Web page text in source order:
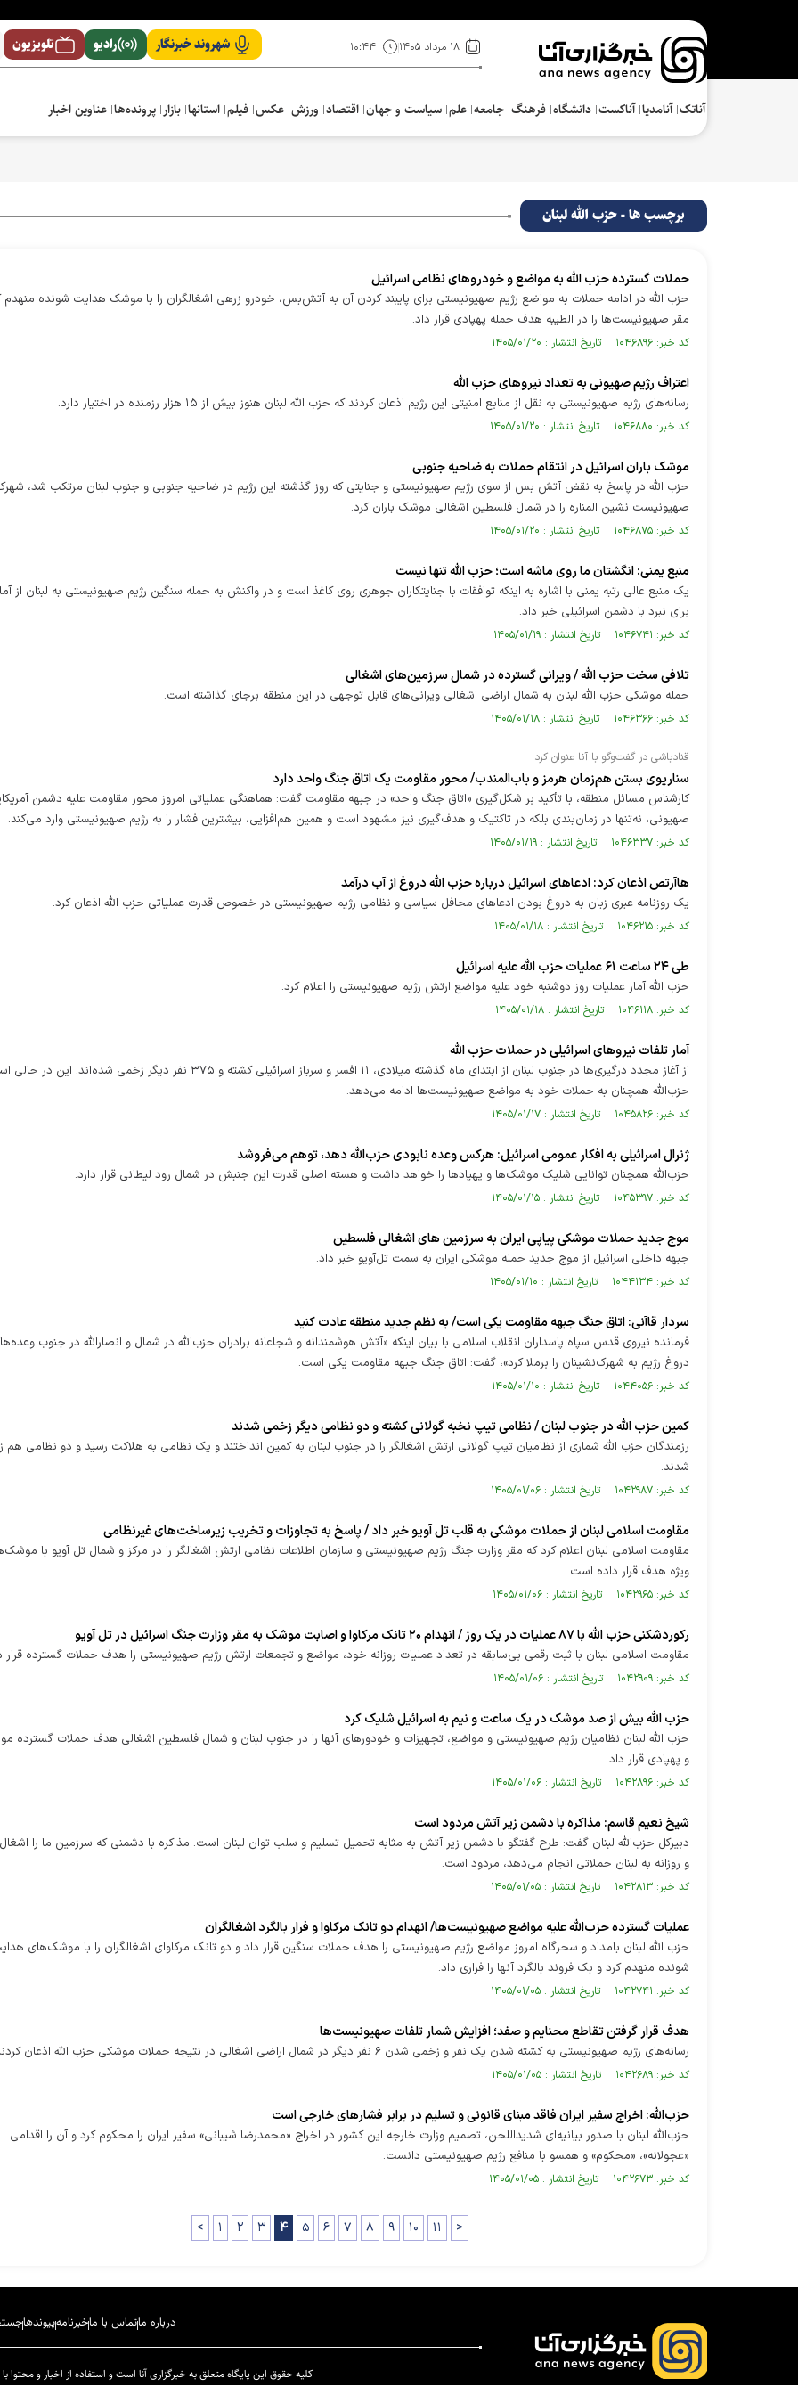
۱۸ مرداد ۱۴۰۵ ۱۰:۴۴ شهروند خبرنگار رادیو تلویزیون
آناتک آنامدیا آناکست دانشگاه فرهنگ‌ جامعه علم سیاست و جهان اقتصاد ورزش عکس فیلم استانها بازار پرونده‌ها عناوین اخبار
برچسب ها - حزب الله لبنان
حملات گسترده حزب الله به مواضع و خودرو‌های نظامی اسرائیل
حزب الله در ادامه حملات به مواضع رژیم صهیونیستی برای پایبند کردن آن به آتش‌بس، خودرو زرهی اشغالگران را با موشک هدایت شونده منهدم
مقر صهیونیست‌ها را در الطیبه هدف حمله پهپادی قرار داد.
کد خبر: ۱۰۴۶۸۹۶ تاریخ انتشار : ۱۴۰۵/۰۱/۲۰
اعتراف رژیم صهیونی به تعداد نیرو‌های حزب الله
رسانه‌های رژیم صهیونیستی به نقل از منابع امنیتی این رژیم اذعان کردند که حزب الله لبنان هنوز بیش از ۱۵ هزار رزمنده در اختیار دارد.
کد خبر: ۱۰۴۶۸۸۰ تاریخ انتشار : ۱۴۰۵/۰۱/۲۰
موشک باران اسرائیل در انتقام حملات به ضاحیه جنوبی
حزب الله در پاسخ به نقض آتش بس از سوی رژیم صهیونیستی و جنایتی که روز گذشته این رژیم در ضاحیه جنوبی و جنوب لبنان مرتکب شد،
صهیونیست نشین المناره را در شمال فلسطین اشغالی موشک باران کرد.
کد خبر: ۱۰۴۶۸۷۵ تاریخ انتشار : ۱۴۰۵/۰۱/۲۰
منبع یمنی: انگشتان ما روی ماشه است؛ حزب الله تنها نیست
یک منبع عالی رتبه یمنی با اشاره به اینکه توافقات با جنایتکاران جوهری روی کاغذ است و در واکنش به حمله سنگین رژیم صهیونیستی به لبنان از
برای نبرد با دشمن اسرائیلی خبر داد.
کد خبر: ۱۰۴۶۷۴۱ تاریخ انتشار : ۱۴۰۵/۰۱/۱۹
تلافی سخت حزب الله / ویرانی گسترده در شمال سرزمین‌های اشغالی
حمله موشکی حزب الله لبنان به شمال اراضی اشغالی ویرانی‌های قابل توجهی در این منطقه برجای گذاشته است.
کد خبر: ۱۰۴۶۳۶۶ تاریخ انتشار : ۱۴۰۵/۰۱/۱۸
قنادباشی در گفت‌وگو با آنا عنوان کرد
سناریوی بستن هم‌زمان هرمز و باب‌المندب/ محور مقاومت یک اتاق جنگ واحد دارد
کارشناس مسائل منطقه، با تأکید بر شکل‌گیری «اتاق جنگ واحد» در جبهه مقاومت گفت: هماهنگی عملیاتی امروز محور مقاومت علیه دشمن
صهیونی، نه‌تنها در زمان‌بندی بلکه در تاکتیک و هدف‌گیری نیز مشهود است و همین هم‌افزایی، بیشترین فشار را به رژیم صهیونیستی وارد می‌کند.
کد خبر: ۱۰۴۶۳۳۷ تاریخ انتشار : ۱۴۰۵/۰۱/۱۹
هاآرتص اذعان کرد: ادعاهای اسرائیل درباره حزب الله دروغ از آب درآمد
یک روزنامه عبری زبان به دروغ بودن ادعاهای محافل سیاسی و نظامی رژیم صهیونیستی در خصوص قدرت عملیاتی حزب الله اذعان کرد.
کد خبر: ۱۰۴۶۲۱۵ تاریخ انتشار : ۱۴۰۵/۰۱/۱۸
طی ۲۴ ساعت ۶۱ عملیات حزب الله علیه اسرائیل
حزب الله آمار عملیات روز دوشنبه خود علیه مواضع ارتش رژیم صهیونیستی را اعلام کرد.
کد خبر: ۱۰۴۶۱۱۸ تاریخ انتشار : ۱۴۰۵/۰۱/۱۸
آمار تلفات نیرو‌های اسرائیلی در حملات حزب الله
از آغاز مجدد درگیری‌ها در جنوب لبنان از ابتدای ماه گذشته میلادی، ۱۱ افسر و سرباز اسرائیلی کشته و ۳۷۵ نفر دیگر زخمی
حزب‌الله همچنان به حملات خود به مواضع صهیونیست‌ها ادامه می‌دهد.
کد خبر: ۱۰۴۵۸۲۶ تاریخ انتشار : ۱۴۰۵/۰۱/۱۷
ژنرال اسرائیلی به افکار عمومی اسرائیل: هرکس وعده نابودی حزب‌الله دهد، توهم می‌فروشد
حزب‌الله همچنان توانایی شلیک موشک‌ها و پهپاد‌ها را خواهد داشت و هسته اصلی قدرت این جنبش در شمال رود لیطانی قرار دارد.
کد خبر: ۱۰۴۵۳۹۷ تاریخ انتشار : ۱۴۰۵/۰۱/۱۵
موج جدید حملات موشکی پیاپی ایران به سرزمین های اشغالی فلسطین
جبهه داخلی اسرائیل از موج جدید حمله موشکی ایران به سمت تل‌آویو خبر داد.
کد خبر: ۱۰۴۴۱۳۴ تاریخ انتشار : ۱۴۰۵/۰۱/۱۰
سردار قاآنی: اتاق جنگ جبهه مقاومت یکی است/ به نظم جدید منطقه عادت کنید
فرمانده نیروی قدس سپاه پاسداران انقلاب اسلامی با بیان اینکه «آتش هوشمندانه و شجاعانه برادران حزب‌الله در شمال و انصارالله در جنوب
دروغ رژیم به شهرک‌نشینان را برملا کرد»، گفت: اتاق جنگ جبهه مقاومت یکی است.
کد خبر: ۱۰۴۴۰۵۶ تاریخ انتشار : ۱۴۰۵/۰۱/۱۰
کمین حزب الله در جنوب لبنان / نظامی تیپ نخبه گولانی کشته و دو نظامی دیگر زخمی شدند
رزمندگان حزب الله شماری از نظامیان تیپ گولانی ارتش اشغالگر را در جنوب لبنان به کمین انداختند و یک نظامی به هلاکت رسید و دو نظامی
شدند.
کد خبر: ۱۰۴۲۹۸۷ تاریخ انتشار : ۱۴۰۵/۰۱/۰۶
مقاومت اسلامی لبنان از حملات موشکی به قلب تل آویو خبر داد / پاسخ به تجاوزات و تخریب زیرساخت‌های غیرنظامی
مقاومت اسلامی لبنان اعلام کرد که مقر وزارت جنگ رژیم صهیونیستی و سازمان اطلاعات نظامی ارتش اشغالگر را در مرکز و شمال تل آویو با
ویژه هدف قرار داده است.
کد خبر: ۱۰۴۲۹۶۵ تاریخ انتشار : ۱۴۰۵/۰۱/۰۶
رکوردشکنی حزب الله با ۸۷ عملیات در یک روز / انهدام ۲۰ تانک مرکاوا و اصابت موشک به مقر وزارت جنگ اسرائیل در تل آویو
مقاومت اسلامی لبنان با ثبت رقمی بی‌سابقه در تعداد عملیات روزانه خود، مواضع و تجمعات ارتش رژیم صهیونیستی را هدف حملات گسترده قرار
کد خبر: ۱۰۴۲۹۰۹ تاریخ انتشار : ۱۴۰۵/۰۱/۰۶
حزب الله بیش از صد موشک در یک ساعت و نیم به اسرائیل شلیک کرد
حزب الله لبنان نظامیان رژیم صهیونیستی و مواضع، تجهیزات و خودور‌های آنها را در جنوب لبنان و شمال فلسطین اشغالی هدف حملات گسترده
و پهپادی قرار داد.
کد خبر: ۱۰۴۲۸۹۶ تاریخ انتشار : ۱۴۰۵/۰۱/۰۶
شیخ نعیم قاسم: مذاکره با دشمن زیر آتش مردود است
دبیرکل حزب‌الله لبنان گفت: طرح گفتگو با دشمن زیر آتش به مثابه تحمیل تسلیم و سلب توان لبنان است. مذاکره با دشمنی که سرزمین ما را
و روزانه به لبنان حملاتی انجام می‌دهد، مردود است.
کد خبر: ۱۰۴۲۸۱۳ تاریخ انتشار : ۱۴۰۵/۰۱/۰۵
عملیات گسترده حزب‌الله علیه مواضع صهیونیست‌ها/ انهدام دو تانک مرکاوا و فرار بالگرد اشغالگران
حزب الله لبنان بامداد و سحرگاه امروز مواضع رژیم صهیونیستی را هدف حملات سنگین قرار داد و دو تانک مرکاوای اشغالگران را با موشک‌های
شونده منهدم کرد و بک فروند بالگرد آنها را فراری داد.
کد خبر: ۱۰۴۲۷۴۱ تاریخ انتشار : ۱۴۰۵/۰۱/۰۵
هدف قرار گرفتن تقاطع محنایم و صفد؛ افزایش شمار تلفات صهیونیست‌ها
رسانه‌های رژیم صهیونیستی به کشته شدن یک نفر و زخمی شدن ۶ نفر دیگر در شمال اراضی اشغالی در نتیجه حملات موشکی حزب الله اذعان کردند.
کد خبر: ۱۰۴۲۶۸۹ تاریخ انتشار : ۱۴۰۵/۰۱/۰۵
حزب‌الله: اخراج سفیر ایران فاقد مبنای قانونی و تسلیم در برابر فشارهای خارجی است
حزب‌الله لبنان با صدور بیانیه‌ای شدیداللحن، تصمیم وزارت خارجه این کشور در اخراج «محمدرضا شیبانی» سفیر ایران را محکوم کرد و آن را اقدامی
«عجولانه»، «محکوم» و همسو با منافع رژیم صهیونیستی دانست.
کد خبر: ۱۰۴۲۶۷۳ تاریخ انتشار : ۱۴۰۵/۰۱/۰۵
< ۱ ۲ ۳ ۴ ۵ ۶ ۷ ۸ ۹ ۱۰ ۱۱ >
درباره ماتماس با ماخبرنامهپیوندها
کلیه حقوق این پایگاه متعلق به خبرگزاری آنا است و استفاده از اخبار و محتوا